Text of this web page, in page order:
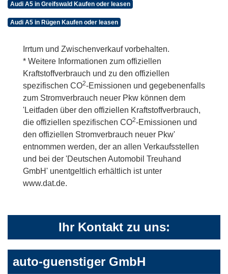
Audi A5 in Greifswald Kaufen oder leasen
Audi A5 in Rügen Kaufen oder leasen
Irrtum und Zwischenverkauf vorbehalten.
* Weitere Informationen zum offiziellen
Kraftstoffverbrauch und zu den offiziellen
spezifischen CO2-Emissionen und gegebenenfalls
zum Stromverbrauch neuer Pkw können dem
'Leitfaden über den offiziellen Kraftstoffverbrauch,
die offiziellen spezifischen CO2-Emissionen und
den offiziellen Stromverbrauch neuer Pkw'
entnommen werden, der an allen Verkaufsstellen
und bei der 'Deutschen Automobil Treuhand
GmbH' unentgeltlich erhältlich ist unter
www.dat.de.
Ihr Kontakt zu uns:
auto-guenstiger GmbH